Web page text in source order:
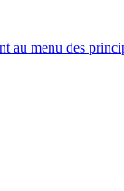
au menu des